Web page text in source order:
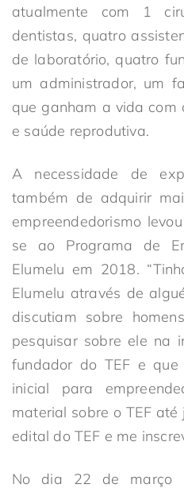
atualmente com 1
dentistas, quatro
de laboratório, quatro
um administrador, um
que ganham a vida com
e saúde reprodutiva.
A necessidade de
também de adquirir
empreendedorismo
se ao Programa de
Elumelu em 2018.
Elumelu através de
discutiam sobre
pesquisar sobre ele na
fundador do TEF e
inicial para
material sobre o TEF
edital do TEF e me
No dia 22 de março